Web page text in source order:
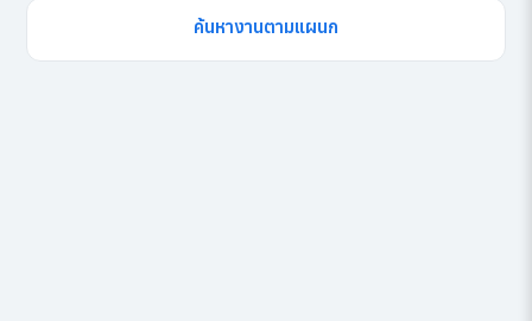
ค้นหางานตามแผนก